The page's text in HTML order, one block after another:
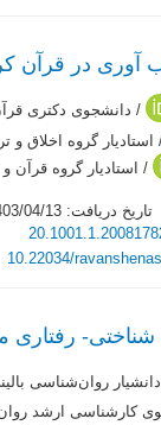
آوری در قرآن
/ دانشجوی دکتری
استادیار گروه اخلاق
/ استادیار گروه قرآن
تاریخ دریافت: 1403/04/13
10.22034/
شناختی-
روان‌شناسی
کارشناسی ارشد